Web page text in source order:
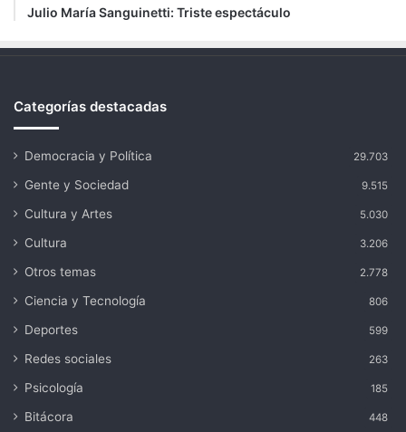
Julio María Sanguinetti: Triste espectáculo
Categorías destacadas
Democracia y Política 29.703
Gente y Sociedad 9.515
Cultura y Artes 5.030
Cultura 3.206
Otros temas 2.778
Ciencia y Tecnología 806
Deportes 599
Redes sociales 263
Psicología 185
Bitácora 448